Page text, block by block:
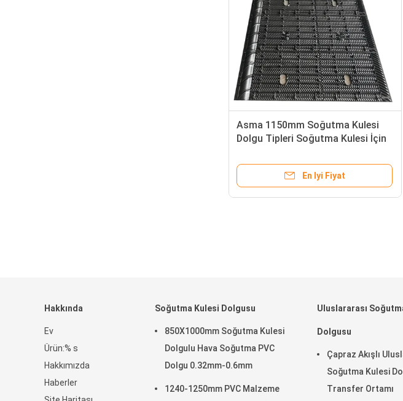
Asma 1150mm Soğutma Kulesi
Dolgu Tipleri Soğutma Kulesi İçin
En Iyi Fiyat
Hakkında
Ev
Ürün:% s
Hakkımızda
Haberler
Soğutma Kulesi Dolgusu
850X1000mm Soğutma Kulesi
Dolgulu Hava Soğutma PVC
Dolgu 0.32mm-0.6mm
1240-1250mm PVC Malzeme
Uluslararası
Dolgusu
Çapraz Akışlı
Soğutma Kulesi
Transfer Ortamı